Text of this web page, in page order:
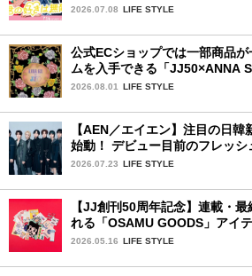
2026.07.08 LIFE STYLE
公式ECショップでは一部商品
ムを入手できる「JJ50×ANNA
広島で開催決定
2026.08.01 LIFE STYLE
【AEN／エイエン】注目の日
始動！ デビュー目前のフレッ
ュー。7人の魅力に迫ります♪
2026.07.23 LIFE STYLE
【JJ創刊50周年記念】連載・
れる「OSAMU GOODS」アイ
レトロ学園】
2026.05.16 LIFE STYLE